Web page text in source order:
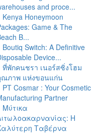
and proce...
Kenya Honeymoon
Game & The
B...
Boutiq Switch: A Definitive
Device...
ที่พักคนชรา เนอร์สซิ่งโฮม
ภาพ แห่งขอนแก่น
PT Cosmar : Your Cosmetic
Partner
Μύτικα
Η
Ταβέρνα